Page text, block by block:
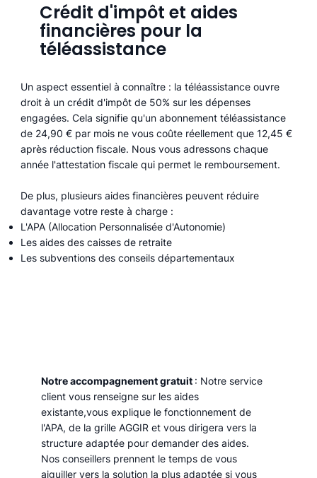
Crédit d'impôt et aides
financières pour la
téléassistance
Un aspect essentiel à connaître : la téléassistance ouvre
droit à un crédit d'impôt de 50% sur les dépenses
engagées. Cela signifie qu'un abonnement téléassistance
de 24,90 € par mois ne vous coûte réellement que 12,45 €
après réduction fiscale. Nous vous adressons chaque
année l'attestation fiscale qui permet le remboursement.
De plus, plusieurs aides financières peuvent réduire
davantage votre reste à charge :
L'APA (Allocation Personnalisée d'Autonomie)
Les aides des caisses de retraite
Les subventions des conseils départementaux
Notre accompagnement gratuit : Notre service
client vous renseigne sur les aides
existante,vous explique le fonctionnement de
l'APA, de la grille AGGIR et vous dirigera vers la
structure adaptée pour demander des aides.
Nos conseillers prennent le temps de vous
aiguiller vers la solution la plus adaptée si vous